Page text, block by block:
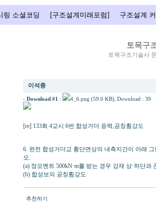
링 소셜코딩 [구조설계미래포럼] 구조설계
토목구
토목구조기술사
이석종
- Download #1 : 4_6.png (59.0 KB) , Download : 39
[re] 133회 4교시 6번 합성거더 응력,공칭휨강도
6. 완전 합성거더교 횡단면상의 내측지간이 아래
오.
(a) 정모멘트 500kN·m를 받는 경우 강재 상·하단과
(b) 합성보의 공칭휨강도
추천하기